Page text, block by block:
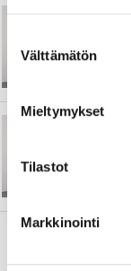
valinta
Välttämätön
Mieltymykset
Tilastot
Markkinointi